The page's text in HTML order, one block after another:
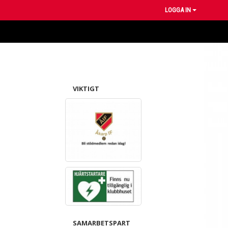
LOGGA IN
VIKTIGT
SAMARBETSPART